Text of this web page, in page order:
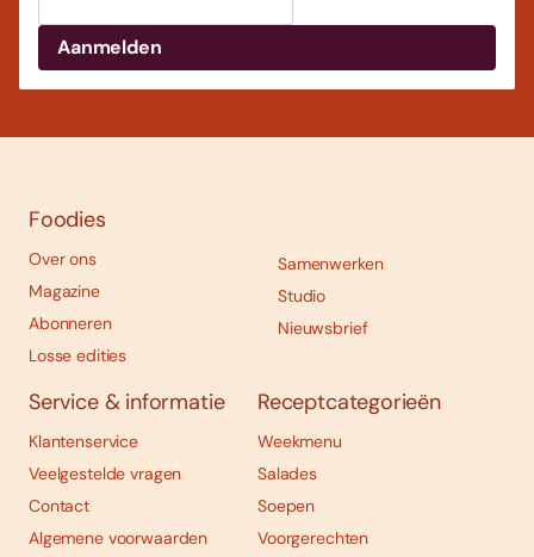
Foodies
Over ons
Magazine
Abonneren
Losse edities
Samenwerken
Studio
Nieuwsbrief
Service & informatie
Klantenservice
Veelgestelde vragen
Contact
Algemene voorwaarden
Receptcategorieën
Weekmenu
Salades
Soepen
Voorgerechten